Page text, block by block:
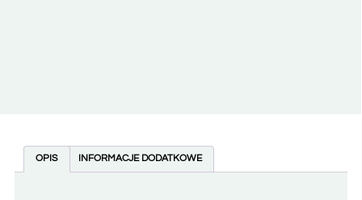
OPIS INFORMACJE DODATKOWE